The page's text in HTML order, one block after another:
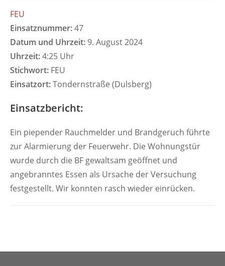
FEU
Einsatznummer:47
Datum und Uhrzeit: 9. August 2024
Uhrzeit:4:25 Uhr
Stichwort: FEU
Einsatzort:Tondernstraße (Dulsberg)
Einsatzbericht:
Ein piepender Rauchmelder und Brandgeruch führte
zur Alarmierung der Feuerwehr. Die Wohnungstür
wurde durch die BF gewaltsam geöffnet und
angebranntes Essen als Ursache der Versuchung
festgestellt. Wir konnten rasch wieder einrücken.